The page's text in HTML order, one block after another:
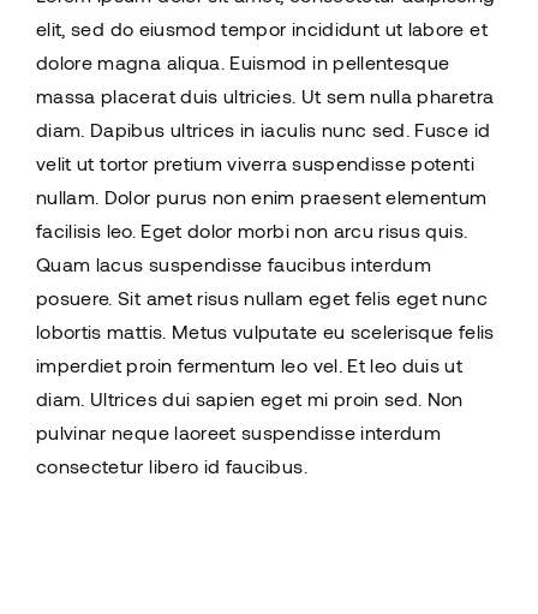
elit, sed do eiusmod tempor incididunt ut labore et
dolore magna aliqua. Euismod in pellentesque
massa placerat duis ultricies. Ut sem nulla pharetra
diam. Dapibus ultrices in iaculis nunc sed. Fusce id
velit ut tortor pretium viverra suspendisse potenti
nullam. Dolor purus non enim praesent elementum
facilisis leo. Eget dolor morbi non arcu risus quis.
Quam lacus suspendisse faucibus interdum
posuere. Sit amet risus nullam eget felis eget nunc
lobortis mattis. Metus vulputate eu scelerisque felis
imperdiet proin fermentum leo vel. Et leo duis ut
diam. Ultrices dui sapien eget mi proin sed. Non
pulvinar neque laoreet suspendisse interdum
consectetur libero id faucibus.